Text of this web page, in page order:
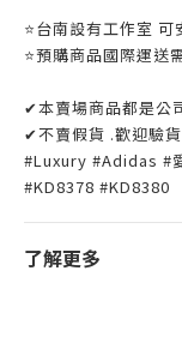
⭐️台南設有工作室 可
⭐️預購商品國際運送
✔本賣場商品都是公
✔不賣假貨 .歡迎驗貨
#Luxury #Adidas #
#KD8378 #KD8380
了解更多